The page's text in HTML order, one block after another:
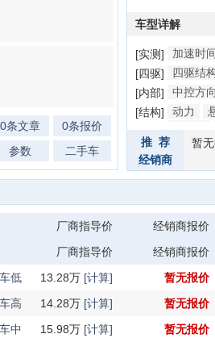
0条文章
0条报价
参数 二手车
车型详解
[实测]
加速时
[四驱]
四驱结
[内部]
中控方
[结构]
动力
推 荐
经销商
暂
厂商指导价
经销商报价
厂商指导价
经销商报价
低
13.28万 [计算]
暂无报价
高
14.28万 [计算]
暂无报价
中
15.98万 [计算]
暂无报价